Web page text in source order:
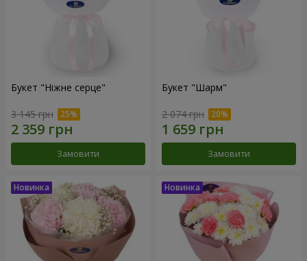
Букет "Ніжне серце"
3 145 грн
Замовити
Букет "Шарм"
2 074 грн
Замовити